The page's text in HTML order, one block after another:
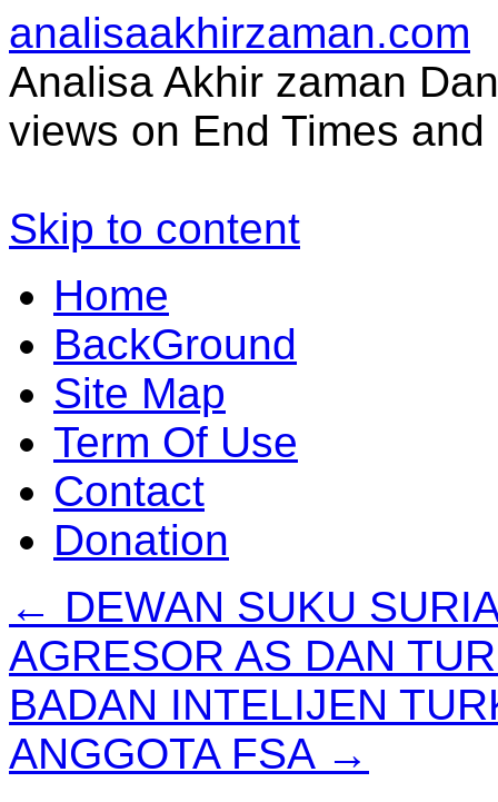
analisaakhirzaman.com
Analisa Akhir zaman
views on End Times
Skip to content
Home
BackGround
Site Map
Term Of Use
Contact
Donation
← DEWAN SUKU
AGRESOR AS DAN
BADAN INTELIJEN
ANGGOTA FSA →